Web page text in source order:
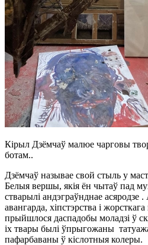
Кірыл Дзёмчаў малюе чарговы
ботам..
Дзёмчаў называе свой стыль у
Белыя вершы, якія ён чытаў пад
стварылі андэграўнднае асяродзе
авангарда, хіпстэрства і
прыйшлося даспадобы моладзі ў
іх твары былі ўпрыгожаны
пафарбаваны ў кіслотныя колеры.